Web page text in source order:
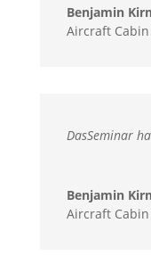
Benjamin
Aircraft
DasSeminar
Benjamin
Aircraft